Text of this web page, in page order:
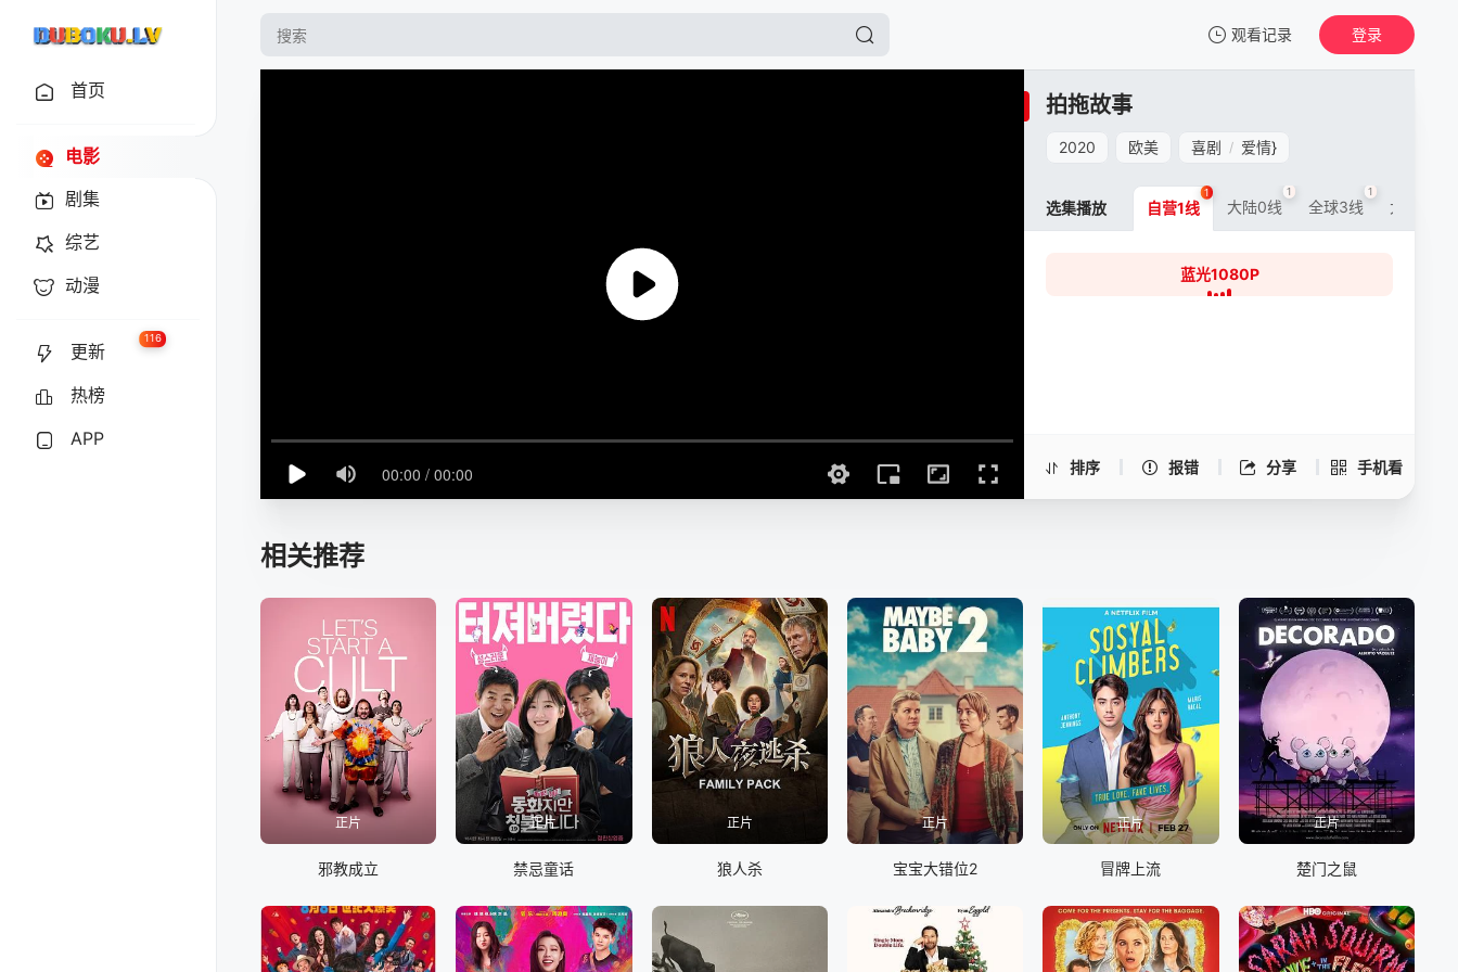
观看记录
我的观影记录
登录
首页
电影
剧集
综艺
动漫
更新
116
热榜
APP
拍拖故事
2020 欧美 喜剧 / 爱情}
排序 报错 分享 手机看
拍拖故事 -蓝光1080P
选集播放 自营1线
1
大陆0线
1
全球3线
1
大陆5线
蓝光1080P
相关推荐
正片
邪教成立
正片
禁忌童话
正片
狼人杀
正片
宝宝大错位2
正片
冒牌上流
正片
楚门之鼠